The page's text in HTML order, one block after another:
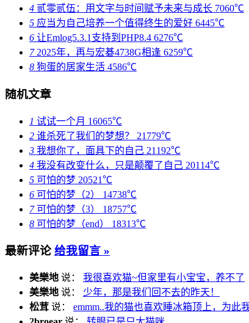
4 贰零贰伍：用文字与时间赋予未来与成长 7060℃
5 应当为自己培养一个值得终生的爱好 6445℃
6 让Emlog5.3.1支持到PHP8.4 6276℃
72025年，再与宏碁4738G相逢 6259℃
8 狗蛋的居家生活 4586℃
随机文章
1 试试一个月 16065℃
2 谁杀死了我们的梦想？ 21779℃
3 我想你了，面具下的自己 21192℃
4 我没有改变什么，只是颠覆了自己 20114℃
5 可怕的梦 20521℃
6 可怕的梦（2） 14738℃
7可怕的梦（3） 18757℃
8 可怕的梦（end） 18313℃
最新评论 给我留言 »
美樂地 说： 我很喜欢猫~但家里有小宝宝，养不了
美樂地 说： 少年，那是我们回不去的昨天！
松茸 说： emmm..我的猫也喜欢睡冰箱顶上，为